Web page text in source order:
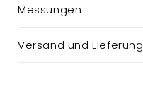
Messungen
Versand und Lieferung